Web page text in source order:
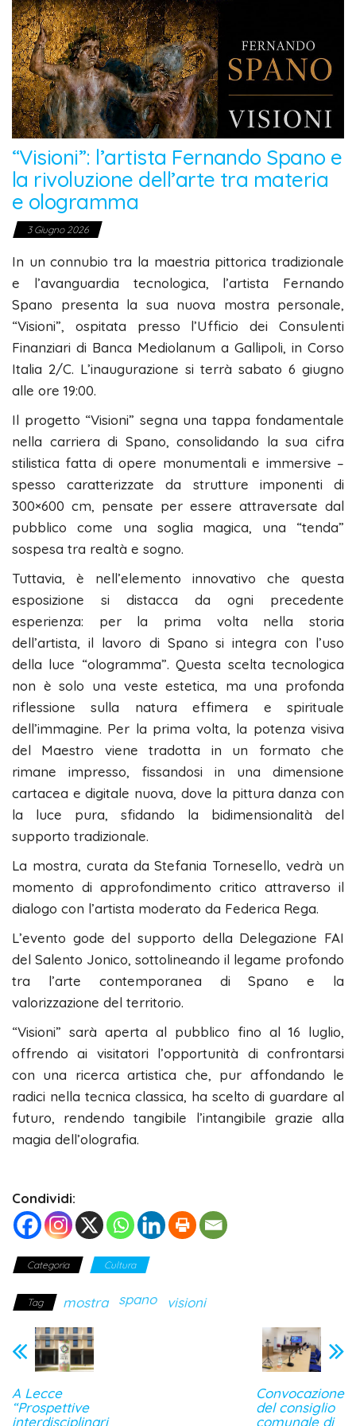
“Visioni”: l’artista Fernando Spano e
la rivoluzione dell’arte tra materia
e ologramma
3 Giugno 2026
In un connubio tra la maestria pittorica tradizionale
e l’avanguardia tecnologica, l’artista Fernando
Spano presenta la sua nuova mostra personale,
“Visioni”, ospitata presso l’Ufficio dei Consulenti
Finanziari di Banca Mediolanum a Gallipoli, in Corso
Italia 2/C. L’inaugurazione si terrà sabato 6 giugno
alle ore 19:00.
Il progetto “Visioni” segna una tappa fondamentale
nella carriera di Spano, consolidando la sua cifra
stilistica fatta di opere monumentali e immersive –
spesso caratterizzate da strutture imponenti di
300×600 cm, pensate per essere attraversate dal
pubblico come una soglia magica, una “tenda”
sospesa tra realtà e sogno.
Tuttavia, è nell’elemento innovativo che questa
esposizione si distacca da ogni precedente
esperienza: per la prima volta nella storia
dell’artista, il lavoro di Spano si integra con l’uso
della luce “ologramma”. Questa scelta tecnologica
non è solo una veste estetica, ma una profonda
riflessione sulla natura effimera e spirituale
dell’immagine. Per la prima volta, la potenza visiva
del Maestro viene tradotta in un formato che
rimane impresso, fissandosi in una dimensione
cartacea e digitale nuova, dove la pittura danza con
la luce pura, sfidando la bidimensionalità del
supporto tradizionale.
La mostra, curata da Stefania Tornesello, vedrà un
momento di approfondimento critico attraverso il
dialogo con l’artista moderato da Federica Rega.
L’evento gode del supporto della Delegazione FAI
del Salento Jonico, sottolineando il legame profondo
tra l’arte contemporanea di Spano e la
valorizzazione del territorio.
“Visioni” sarà aperta al pubblico fino al 16 luglio,
offrendo ai visitatori l’opportunità di confrontarsi
con una ricerca artistica che, pur affondando le
radici nella tecnica classica, ha scelto di guardare al
futuro, rendendo tangibile l’intangibile grazie alla
magia dell’olografia.
Condividi:
Categoria Cultura
Tag mostra spano visioni
A Lecce
“Prospettive
interdisciplinari
Convocazione
del consiglio
comunale di